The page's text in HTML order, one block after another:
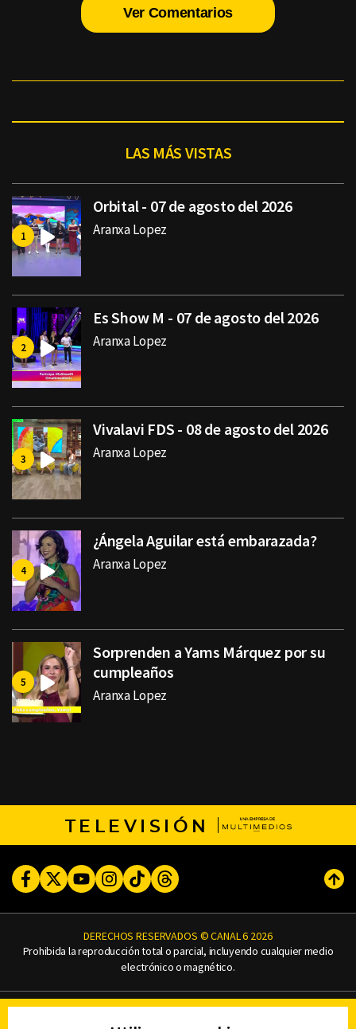
Ver Comentarios
LAS MÁS VISTAS
Orbital - 07 de agosto del 2026
Aranxa Lopez
Es Show M - 07 de agosto del 2026
Aranxa Lopez
Vivalavi FDS - 08 de agosto del 2026
Aranxa Lopez
¿Ángela Aguilar está embarazada?
Aranxa Lopez
Sorprenden a Yams Márquez por su
cumpleaños
Aranxa Lopez
TELEVISIÓN
FacebookTwitterYoutubeInstagram
TikTokThreads
DERECHOS RESERVADOS © CANAL 6 2026
Prohibida la reproducción total o parcial, incluyendo cualquier medio
electrónico o magnético.